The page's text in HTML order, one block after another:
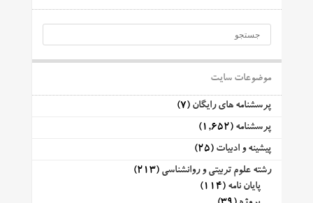
موضوعات سایت
پرسشنامه های رایگان (7)
پرسشنامه (1,652)
پیشینه و ادبیات (25)
رشته علوم تربیتی و روانشناسی (213)
پایان نامه (114)